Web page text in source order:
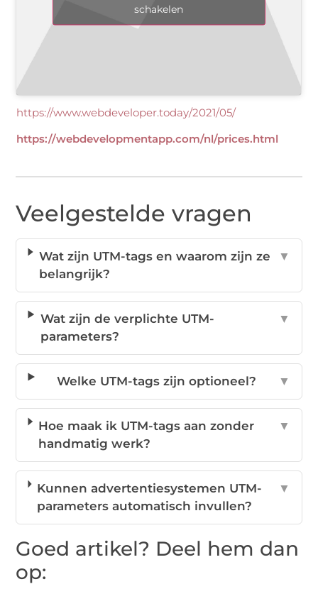
schakelen
https://www.webdeveloper.today/2021/05/
https://webdevelopmentapp.com/nl/prices.html
Veelgestelde vragen
Wat zijn UTM-tags en waarom zijn ze
belangrijk?
▼
Wat zijn de verplichte UTM-
parameters?
▼
Welke UTM-tags zijn optioneel? ▼
Hoe maak ik UTM-tags aan zonder
handmatig werk?
▼
Kunnen advertentiesystemen UTM-
parameters automatisch invullen?
▼
Goed artikel? Deel hem dan
op: